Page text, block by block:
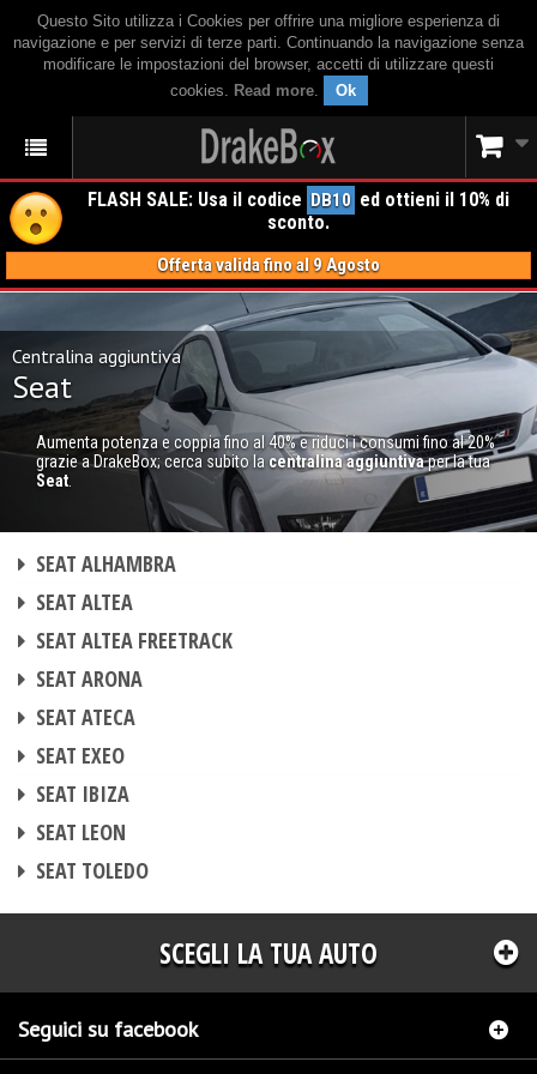
Questo Sito utilizza i Cookies per offrire una migliore esperienza di
navigazione e per servizi di terze parti. Continuando la navigazione senza
modificare le impostazioni del browser, accetti di utilizzare questi
cookies. Read more. Ok
FLASH SALE: Usa il codice DB10 ed ottieni il 10% di
sconto.
Offerta valida fino al 9 Agosto
Centralina aggiuntiva
Seat
Aumenta potenza e coppia fino al 40% e riduci i consumi fino al 20%
grazie a DrakeBox; cerca subito lacentralina aggiuntivaper la tua
Seat
SEAT ALHAMBRA
SEAT ALTEA
SEAT ALTEA FREETRACK
SEAT ARONA
SEAT ATECA
SEAT EXEO
SEAT IBIZA
SEAT LEON
SEAT TOLEDO
SCEGLI LA TUA AUTO
Seguici su facebook